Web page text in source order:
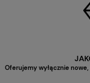
Oferujemy wyłącznie